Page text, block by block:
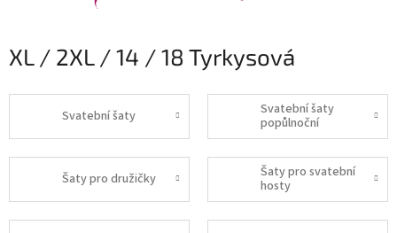
XL / 2XL / 14 / 18 Tyrkysová
Svatební šaty
Svatební šaty
popůlnoční
Šaty pro družičky
Šaty pro svatební
hosty